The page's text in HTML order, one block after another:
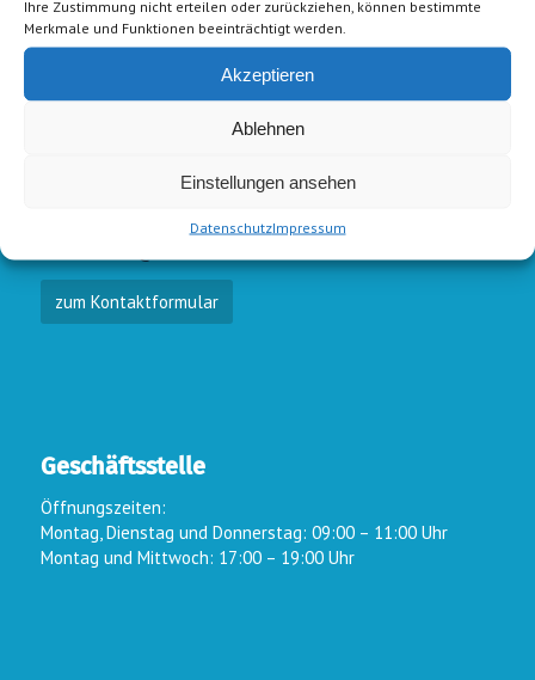
Ihre Zustimmung nicht erteilen oder zurückziehen, können bestimmte
Merkmale und Funktionen beeinträchtigt werden.
Akzeptieren
Ablehnen
Einstellungen ansehen
DatenschutzImpressum
schwimmen@wsc-lindlar.de
zum Kontaktformular
Geschäftsstelle
Öffnungszeiten:
Montag, Dienstag und Donnerstag: 09:00 – 11:00 Uhr
Montag und Mittwoch: 17:00 – 19:00 Uhr